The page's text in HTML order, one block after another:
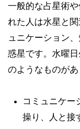
一般的な占星術
れた人は水星と
ュニケーション
惑星です。水曜
のようなものがあ
コミュニケー
操り、人と接